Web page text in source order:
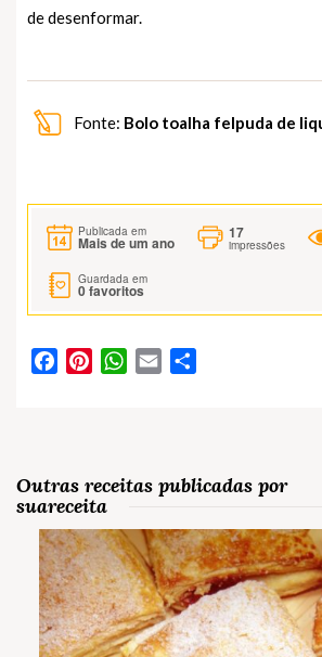
de desenformar.
Fonte: Bolo toalha felpuda de
Publicada em
Mais de um ano
17
impressões
Guardada em
0favoritos
FacebookPinterestWhatsApp
Email
Outras receitas publicadas por
suareceita